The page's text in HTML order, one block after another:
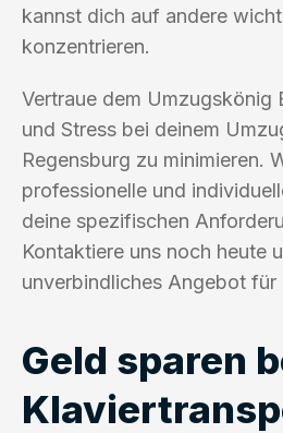
kannst dich auf andere
konzentrieren.
Vertraue dem Umzugskönig
und Stress bei deinem
Regensburg zu minimieren.
professionelle und
deine spezifischen
Kontaktiere uns noch heute
unverbindliches Angebot für
Geld sparen